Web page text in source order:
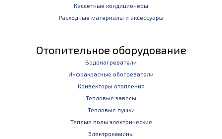
Кассетные кондиционеры
Расходные материалы и аксессуары
Отопительное оборудование
Водонагреватели
Инфракрасные обогреватели
Конвекторы отопления
Тепловые завесы
Тепловые пушки
Теплые полы электрические
Электрокамины